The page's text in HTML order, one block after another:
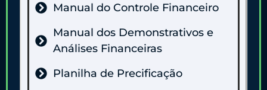
Manual do Controle Financeiro
Manual dos Demonstrativos e
Análises Financeiras
Planilha de Precificação